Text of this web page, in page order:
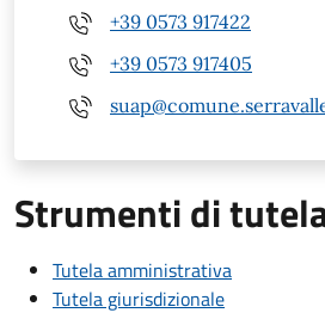
+39 0573 917422
+39 0573 917405
Strumenti di
Tutela amministrativa
Tutela giurisdizionale